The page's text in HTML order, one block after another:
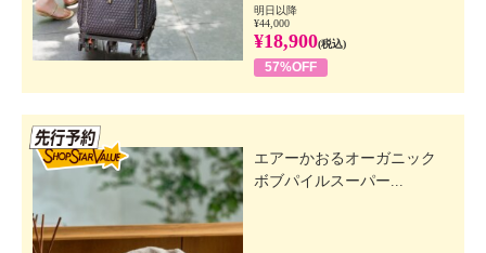
明日以降
¥44,000
¥18,900(税込)
57%OFF
エアーかおるオーガニック
ボブパイルスーパー...